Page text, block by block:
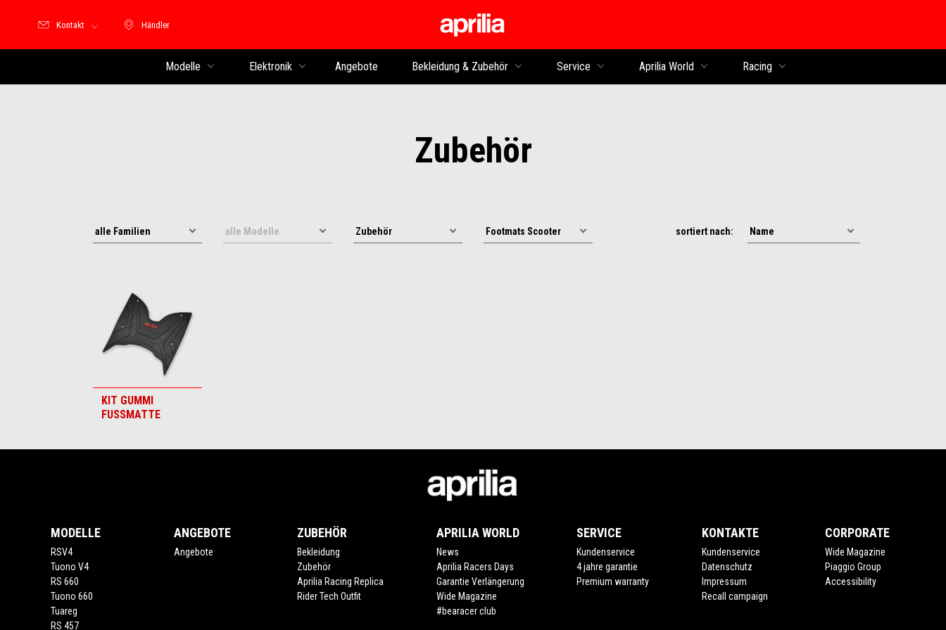
Händler
Händler
Kontakt
Modelle Elektronik Angebote Bekleidung & Zubehör Service Aprilia World Racing
Zubehör
sortiert nach:
KIT GUMMI
FUSSMATTE
MODELLE
RSV4
Tuono V4
RS 660
Tuono 660
Tuareg
RS 457
ANGEBOTE
Angebote
ZUBEHÖR
Bekleidung
Zubehör
Aprilia Racing Replica
Rider Tech Outfit
APRILIA WORLD
News
Aprilia Racers Days
Garantie Verlängerung
Wide Magazine
#bearacer club
SERVICE
Kundenservice
4 jahre garantie
Premium warranty
KONTAKTE
Kundenservice
Datenschutz
Impressum
Recall campaign
CORPORATE
Wide Magazine
Piaggio Group
Accessibility